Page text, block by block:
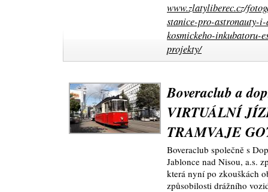
www.zlatyliberec.cz/
stanice-pro-astronauty-
kosmickeho-inkubatoru-
projekty/
Boveraclub a
VIRTUÁLNÍ
TRAMVAJE
Boveraclub společně s
Jablonce nad Nisou, a.s.
která nyní po zkouškách
způsobilosti drážního